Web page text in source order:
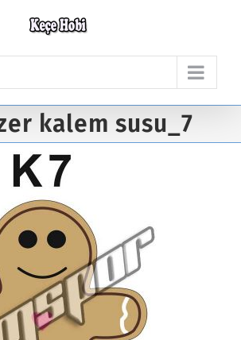
kalem susu_7